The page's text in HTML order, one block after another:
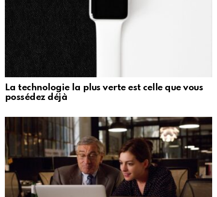
La technologie la plus verte est celle que vous
possédez déjà